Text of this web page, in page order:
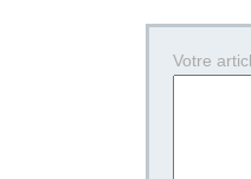
Votre